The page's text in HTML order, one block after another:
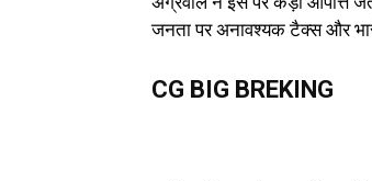
जनता पर अनावश्यक टैक्स और
CG BIG BREKING